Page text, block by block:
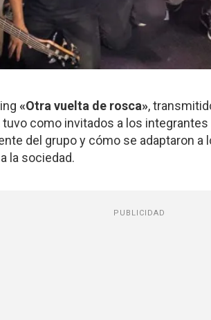
«Otra vuelta de rosca»,
tuvo como invitados a los
del grupo y cómo se adaptaron
la sociedad.
PUBLICIDAD